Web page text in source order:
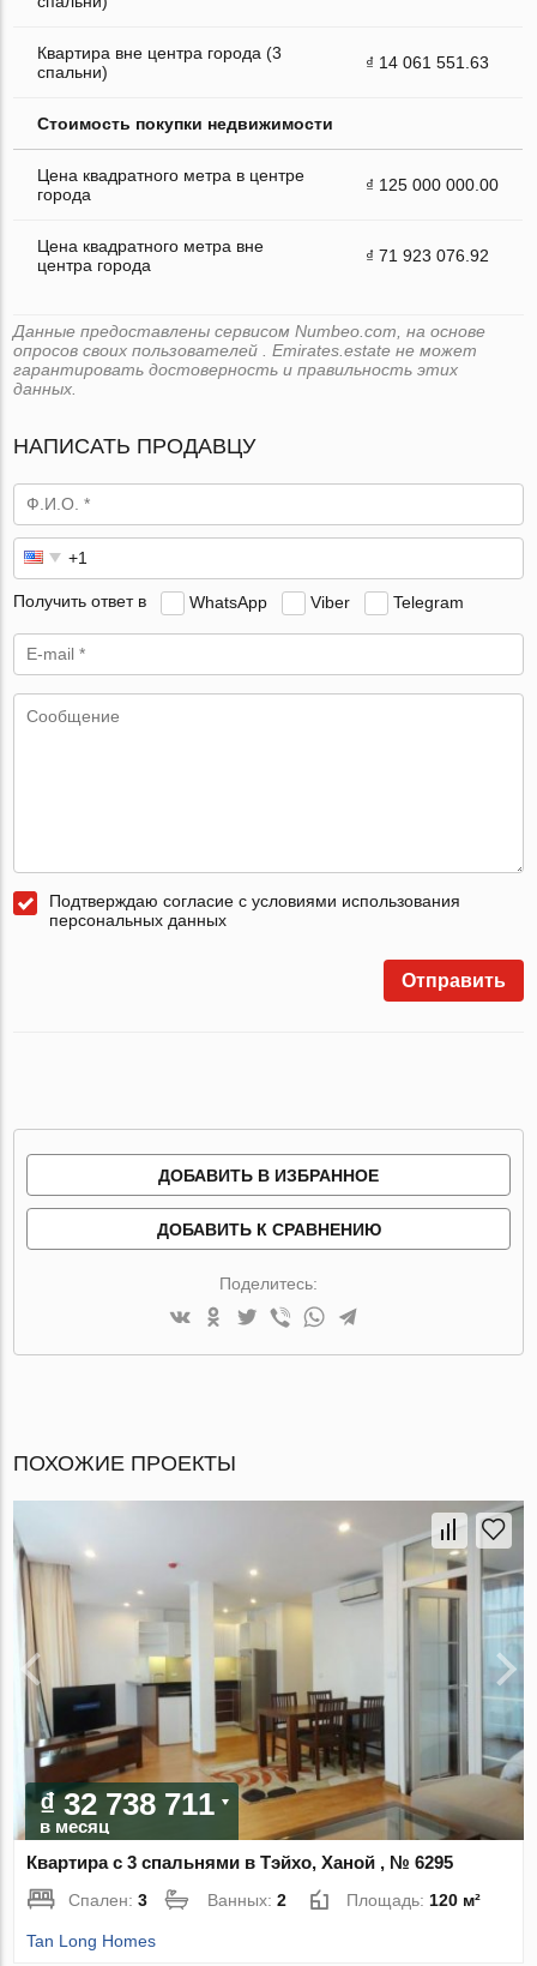
Квартира вне центра города (3
спальни)
₫ 14 061 551.63
Стоимость покупки недвижимости
Цена квадратного метра в центре
города
₫ 125 000 000.00
Цена квадратного метра вне
центра города
₫ 71 923 076.92
Данные предоставлены сервисом Numbeo.com, на основе
опросов своих пользователей . Emirates.estate не может
гарантировать достоверность и правильность этих
данных.
НАПИСАТЬ ПРОДАВЦУ
Получить ответ в WhatsApp Viber Telegram
Подтверждаю согласие с условиями использования
персональных данных
Отправить
ДОБАВИТЬ В ИЗБРАННОЕ
ДОБАВИТЬ К СРАВНЕНИЮ
Поделитесь:
ПОХОЖИЕ ПРОЕКТЫ
₫ 32 738 711
в месяц
Квартира с 3 спальнями в Тэйхо, Ханой , № 6295
Спален:3 Ванных:2 Площадь:120 м²
Tan Long Homes